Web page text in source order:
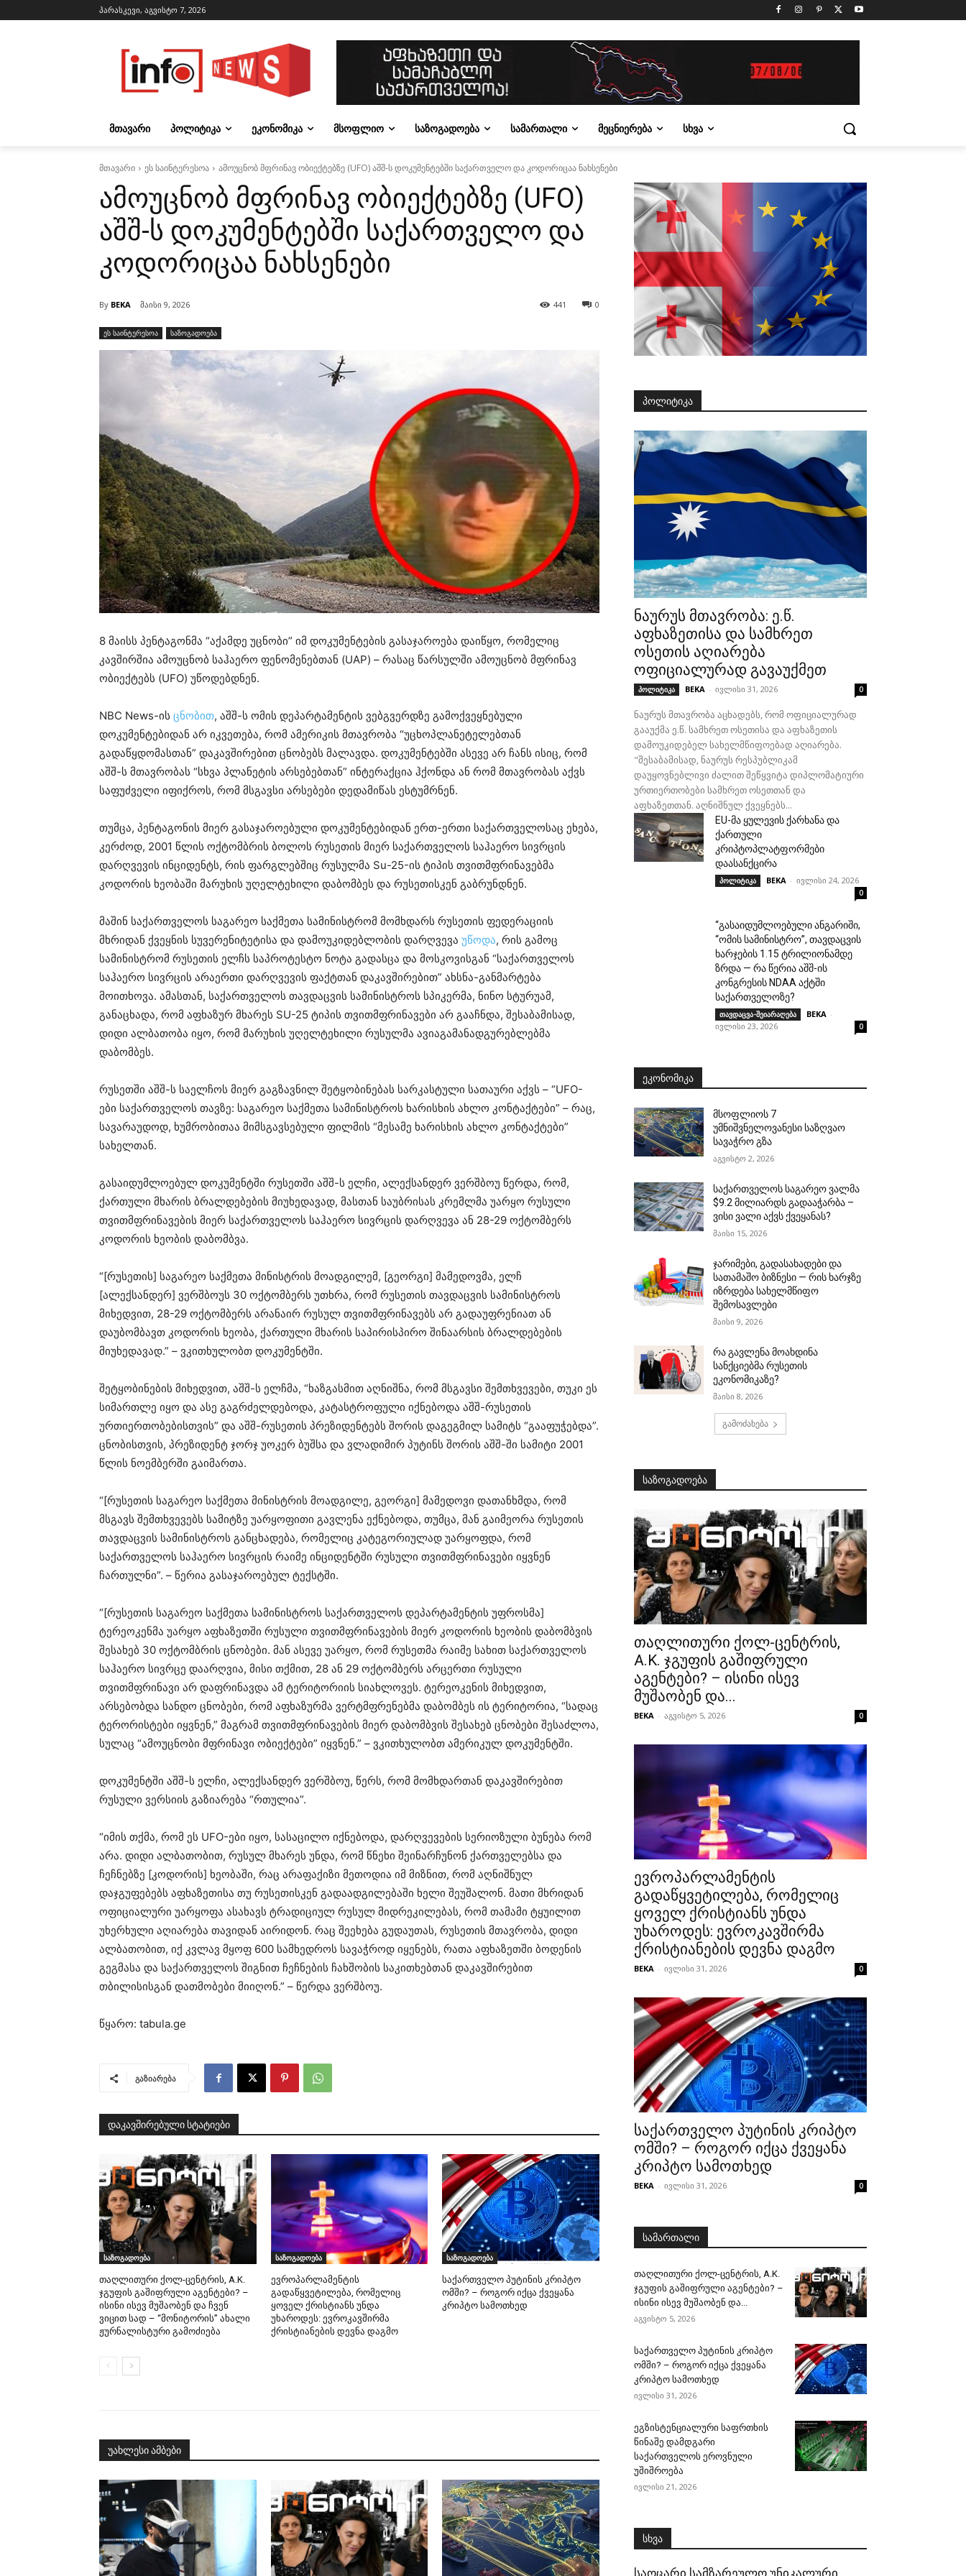
პარასკევი, აგვისტო 7, 2026
ᲛᲗᲐᲕᲐᲠᲘ ᲞᲝᲚᲘᲢᲘᲙᲐ ᲔᲙᲝᲜᲝᲛᲘᲙᲐ ᲛᲡᲝᲤᲚᲘᲝ ᲡᲐᲖᲝᲒᲐᲓᲝᲔᲑᲐ ᲡᲐᲛᲐᲠᲗᲐᲚᲘ ᲛᲔᲪᲜᲘᲔᲠᲔᲑᲐ ᲡᲮᲕᲐ
მთავარი ეს საინტერესოა ამოუცნობ მფრინავ ობიექტებზე (UFO) აშშ-ს დოკუმენტებში საქართველო და კოდორიცაა ნახსენები
ამოუცნობ მფრინავ ობიექტებზე (UFO)
აშშ-ს დოკუმენტებში საქართველო და
კოდორიცაა ნახსენები
By BEKA მაისი 9, 2026 0
441
ეს საინტერესოა საზოგადოება
8 მაისს პენტაგონმა “აქამდე უცნობი” იმ დოკუმენტების გასაჯაროება დაიწყო, რომელიც
კავშირშია ამოუცნობ საჰაერო ფენომენებთან (UAP) – რასაც წარსულში ამოუცნობ მფრინავ
ობიექტებს (UFO) უწოდებდნენ.
NBC News-ის ცნობით, აშშ-ს ომის დეპარტამენტის ვებგვერდზე გამოქვეყნებული
დოკუმენტებიდან არ იკვეთება, რომ ამერიკის მთავრობა “უცხოპლანეტელებთან
გადაწყდომასთან” დაკავშირებით ცნობებს მალავდა. დოკუმენტებში ასევე არ ჩანს ისიც, რომ
აშშ-ს მთავრობას “სხვა პლანეტის არსებებთან” ინტერაქცია ჰქონდა ან რომ მთავრობას აქვს
საფუძველი იფიქროს, რომ მსგავსი არსებები დედამიწას ესტუმრნენ.
თუმცა, პენტაგონის მიერ გასაჯაროებული დოკუმენტებიდან ერთ-ერთი საქართველოსაც ეხება,
კერძოდ, 2001 წლის ოქტომბრის ბოლოს რუსეთის მიერ საქართველოს საჰაერო სივრცის
დარღვევის ინციდენტს, რის ფარგლებშიც რუსულმა Su-25-ის ტიპის თვითმფრინავებმა
კოდორის ხეობაში მარუხის უღელტეხილი დაბომბეს და რუსეთისკენ გაბრუნდნენ.
მაშინ საქართველოს საგარეო საქმეთა სამინისტრომ მომხდარს რუსეთის ფედერაციის
მხრიდან ქვეყნის სუვერენიტეტისა და დამოუკიდებლობის დარღვევა უწოდა, რის გამოც
სამინისტრომ რუსეთის ელჩს საპროტესტო ნოტა გადასცა და მოსკოვისგან “საქართველოს
საჰაერო სივრცის არაერთი დარღვევის ფაქტთან დაკავშირებით” ახსნა-განმარტება
მოითხოვა. ამასთან, საქართველოს თავდაცვის სამინისტროს სპიკერმა, ნინო სტურუამ,
განაცხადა, რომ აფხაზურ მხარეს SU-25 ტიპის თვითმფრინავები არ გააჩნდა, შესაბამისად,
დიდი ალბათობა იყო, რომ მარუხის უღელტეხილი რუსულმა ავიაგამანადგურებლებმა
დაბომბეს.
რუსეთში აშშ-ს საელჩოს მიერ გაგზავნილ შეტყობინებას სარკასტული სათაური აქვს – “UFO-
ები საქართველოს თავზე: საგარეო საქმეთა სამინისტროს ხარისხის ახლო კონტაქტები” – რაც,
სავარაუდოდ, ხუმრობითაა მიმსგავსებული ფილმის “მესამე ხარისხის ახლო კონტაქტები”
სახელთან.
გასაიდუმლოებულ დოკუმენტში რუსეთში აშშ-ს ელჩი, ალექსანდერ ვერშბოუ წერდა, რომ,
ქართული მხარის ბრალდებების მიუხედავად, მასთან საუბრისას კრემლმა უარყო რუსული
თვითმფრინავების მიერ საქართველოს საჰაერო სივრცის დარღვევა ან 28-29 ოქტომბერს
კოდორის ხეობის დაბომბვა.
“[რუსეთის] საგარეო საქმეთა მინისტრის მოადგილემ, [გეორგი] მამედოვმა, ელჩ
[ალექსანდერ] ვერშბოუს 30 ოქტომბერს უთხრა, რომ რუსეთის თავდაცვის სამინისტროს
მიხედვით, 28-29 ოქტომბერს არანაირ რუსულ თვითმფრინავებს არ გადაუფრენიათ ან
დაუბომბავთ კოდორის ხეობა, ქართული მხარის საპირისპირო შინაარსის ბრალდებების
მიუხედავად.” – ვკითხულობთ დოკუმენტში.
შეტყობინების მიხედვით, აშშ-ს ელჩმა, “ხაზგასმით აღნიშნა, რომ მსგავსი შემთხვევები, თუკი ეს
სიმართლე იყო და ასე გაგრძელდებოდა, კატასტროფული იქნებოდა აშშ-რუსეთის
ურთიერთობებისთვის” და აშშ-რუსეთის პრეზიდენტებს შორის დაგეგმილ სამიტს “გააფუჭებდა”.
ცნობისთვის, პრეზიდენტ ჯორჯ უოკერ ბუშსა და ვლადიმირ პუტინს შორის აშშ-ში სამიტი 2001
წლის ნოემბერში გაიმართა.
“[რუსეთის საგარეო საქმეთა მინისტრის მოადგილე, გეორგი] მამედოვი დათანხმდა, რომ
მსგავს შემთხვევებს სამიტზე უარყოფითი გავლენა ექნებოდა, თუმცა, მან გაიმეორა რუსეთის
თავდაცვის სამინისტროს განცხადება, რომელიც კატეგორიულად უარყოფდა, რომ
საქართველოს საჰაერო სივრცის რაიმე ინციდენტში რუსული თვითმფრინავები იყვნენ
ჩართულნი”. – წერია გასაჯაროებულ ტექსტში.
“[რუსეთის საგარეო საქმეთა სამინისტროს საქართველოს დეპარტამენტის უფროსმა]
ტერეოკენმა უარყო აფხაზეთში რუსული თვითმფრინავების მიერ კოდორის ხეობის დაბომბვის
შესახებ 30 ოქტომბრის ცნობები. მან ასევე უარყო, რომ რუსეთმა რაიმე სახით საქართველოს
საჰაერო სივრცე დაარღვია, მისი თქმით, 28 ან 29 ოქტომბერს არცერთი რუსული
თვითმფრინავი არ დაფრინავდა ამ ტერიტორიის სიახლოვეს. ტერეოკენის მიხედვით,
არსებობდა სანდო ცნობები, რომ აფხაზურმა ვერტმფრენებმა დაბომბეს ის ტერიტორია, “სადაც
ტერორისტები იყვნენ,” მაგრამ თვითმფრინავების მიერ დაბომბვის შესახებ ცნობები შესაძლოა,
სულაც “ამოუცნობი მფრინავი ობიექტები” იყვნენ.” – ვკითხულობთ ამერიკულ დოკუმენტში.
დოკუმენტში აშშ-ს ელჩი, ალექსანდერ ვერშბოუ, წერს, რომ მომხდართან დაკავშირებით
რუსული ვერსიის გაზიარება “რთულია”.
“იმის თქმა, რომ ეს UFO-ები იყო, სასაცილო იქნებოდა, დარღვევების სერიოზული ბუნება რომ
არა. დიდი ალბათობით, რუსულ მხარეს უნდა, რომ წნეხი შეინარჩუნონ ქართველებსა და
ჩეჩნებზე [კოდორის] ხეობაში, რაც არაფაქიზი მეთოდია იმ მიზნით, რომ აღნიშნულ
დაჯგუფებებს აფხაზეთისა თუ რუსეთისკენ გადაადგილებაში ხელი შეუშალონ. მათი მხრიდან
ოფიციალური უარყოფა ასახავს ტრადიციულ რუსულ მიდრეკილებას, რომ თამამი ტყუილით
უხერხული აღიარება თავიდან აირიდონ. რაც შეეხება გუდაუთას, რუსეთის მთავრობა, დიდი
ალბათობით, იქ კვლავ მყოფ 600 სამხედროს სავაჭროდ იყენებს, რათა აფხაზეთში ბოდენის
გეგმასა და საქართველოს შიგნით ჩეჩნების ჩახშობის საკითხებთან დაკავშირებით
თბილისისგან დათმობები მიიღონ.” – წერდა ვერშბოუ.
წყარო: tabula.ge
გაზიარება
დაკავშირებული სტატიები
საზოგადოება
თაღლითური ქოლ-ცენტრის, A.K.
ჯგუფის გაშიფრული აგენტები? –
ისინი ისევ მუშაობენ და ჩვენ
ვიცით სად – “მონიტორის” ახალი
ჟურნალისტური გამოძიება
საზოგადოება
ევროპარლამენტის
გადაწყვეტილება, რომელიც
ყოველ ქრისტიანს უნდა
უხაროდეს: ევროკავშირმა
ქრისტიანების დევნა დაგმო
საზოგადოება
საქართველო პუტინის კრიპტო
ომში? – როგორ იქცა ქვეყანა
კრიპტო სამოთხედ
უახლესი ამბები
პოლიტიკა
ნაურუს მთავრობა: ე.წ.
აფხაზეთისა და სამხრეთ
ოსეთის აღიარება
ოფიციალურად გავაუქმეთ
პოლიტიკა BEKA - ივლისი 31, 2026 0
ნაურუს მთავრობა აცხადებს, რომ ოფიციალურად
გააუქმა ე.წ. სამხრეთ ოსეთისა და აფხაზეთის
დამოუკიდებელ სახელმწიფოებად აღიარება.
"შესაბამისად, ნაურუს რესპუბლიკამ
დაუყოვნებლივი ძალით შეწყვიტა დიპლომატიური
ურთიერთობები სამხრეთ ოსეთთან და
აფხაზეთთან. აღნიშნულ ქვეყნებს...
EU-მა ყულევის ქარხანა და
ქართული
კრიპტოპლატფორმები
დაასანქცირა
პოლიტიკა BEKA - ივლისი 24, 2026
0
“გასაიდუმლოებული ანგარიში,
“ომის სამინისტრო”, თავდაცვის
ხარჯების 1.15 ტრილიონამდე
ზრდა — რა წერია აშშ-ის
კონგრესის NDAA აქტში
საქართველოზე?
თავდაცვა-შეიარაღება BEKA -
ივლისი 23, 2026
0
ᲔᲙᲝᲜᲝᲛᲘᲙᲐ
მსოფლიოს 7
უმნიშვნელოვანესი საზღვაო
სავაჭრო გზა
აგვისტო 2, 2026
საქართველოს საგარეო ვალმა
$9.2 მილიარდს გადააჭარბა –
ვისი ვალი აქვს ქვეყანას?
მაისი 15, 2026
ჯარიმები, გადასახადები და
სათამაშო ბიზნესი — რის ხარჯზე
იზრდება სახელმწიფო
შემოსავლები
მაისი 9, 2026
რა გავლენა მოახდინა
სანქციებმა რუსეთის
ეკონომიკაზე?
მაისი 8, 2026
გამოძახება
საზოგადოება
თაღლითური ქოლ-ცენტრის,
A.K. ჯგუფის გაშიფრული
აგენტები? – ისინი ისევ
მუშაობენ და...
BEKA - აგვისტო 5, 2026 0
ევროპარლამენტის
გადაწყვეტილება, რომელიც
ყოველ ქრისტიანს უნდა
უხაროდეს: ევროკავშირმა
ქრისტიანების დევნა დაგმო
BEKA - ივლისი 31, 2026 0
საქართველო პუტინის კრიპტო
ომში? – როგორ იქცა ქვეყანა
კრიპტო სამოთხედ
BEKA - ივლისი 31, 2026 0
სამართალი
თაღლითური ქოლ-ცენტრის, A.K.
ჯგუფის გაშიფრული აგენტები? –
ისინი ისევ მუშაობენ და...
აგვისტო 5, 2026
საქართველო პუტინის კრიპტო
ომში? – როგორ იქცა ქვეყანა
კრიპტო სამოთხედ
ივლისი 31, 2026
ეგზისტენციალური საფრთხის
წინაშე დამდგარი
საქართველოს ეროვნული
უშიშროება
ივლისი 21, 2026
სხვა